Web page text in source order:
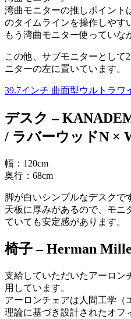
湾曲モニターの推しポイント
のタイムラインを操作しやす
もう湾曲モニター使っていな
この他、サブモニターとして
ニターの左に置いています。
39.7インチ 曲面型ウルトラワ
デスク –
/ ラバーウッドN ×
幅：120cm
奥行：68cm
脚が白いシンプルなデスクで
天板に厚みがあるので、モニ
ていても安定感があります。
椅子 –Herman
支給していただいたアーロン
用しています。
アーロンチェアは人間工学（
理論に基づき設計されたオフ